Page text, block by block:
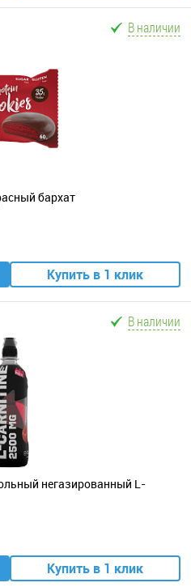
В наличии
бархат
Купить в 1 клик
В наличии
негазированный L-
Купить в 1 клик